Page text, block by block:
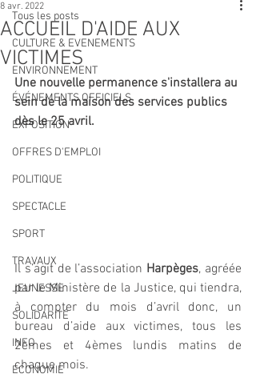
Tous les posts
CULTURE & EVENEMENTS
ENVIRONNEMENT
ÉVÉNEMENTS OFFICIELS
EXPOSITION
OFFRES D'EMPLOI
POLITIQUE
SPECTACLE
SPORT
TRAVAUX
JEUNESSE
SOLIDARITÉ
INFO
ECONOMIE
ACCUEIL D'AIDE AUX
VICTIMES
8 avr. 2022
Une nouvelle permanence s'installera au
sein de la maison des services publics
dès le 25 avril.
Il s’agit de l’association Harpèges, agréée
par le Ministère de la Justice, qui tiendra,
à compter du mois d’avril donc, un
bureau d’aide aux victimes, tous les
2èmes et 4èmes lundis matins de
chaque mois.